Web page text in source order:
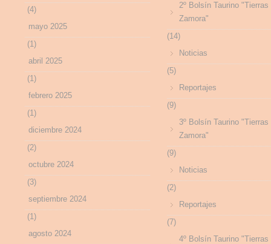
(4)
mayo 2025
(1)
abril 2025
(1)
febrero 2025
(1)
diciembre 2024
(2)
octubre 2024
(3)
septiembre 2024
(1)
agosto 2024
2º Bolsín Taurino "Tierras
Zamora"
(14)
Noticias
(5)
Reportajes
(9)
3º Bolsín Taurino "Tierras
Zamora"
(9)
Noticias
(2)
Reportajes
(7)
4º Bolsín Taurino "Tierras